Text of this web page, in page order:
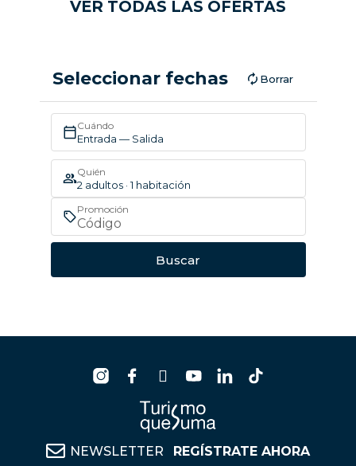
VER TODAS LAS OFERTAS
Seleccionar fechas Borrar
Cuándo
Entrada — Salida
Quién
2 adultos · 1 habitación
Promoción
Buscar
NEWSLETTER REGÍSTRATE AHORA